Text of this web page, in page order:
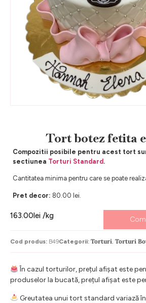
Tort botez fetita
Compozitii posibile pentru acest tort
sectiunea Torturi Standard .
Cantitatea minima pentru care se poate
Pret decor: 80.00 lei.
163.00lei /kg
Cod produs: B49Categorii: Torturi, Torturi
În cazul torturilor, prețul afișat este
produselor la bucată, prețul afișat este
Greutatea unui tort standard variază